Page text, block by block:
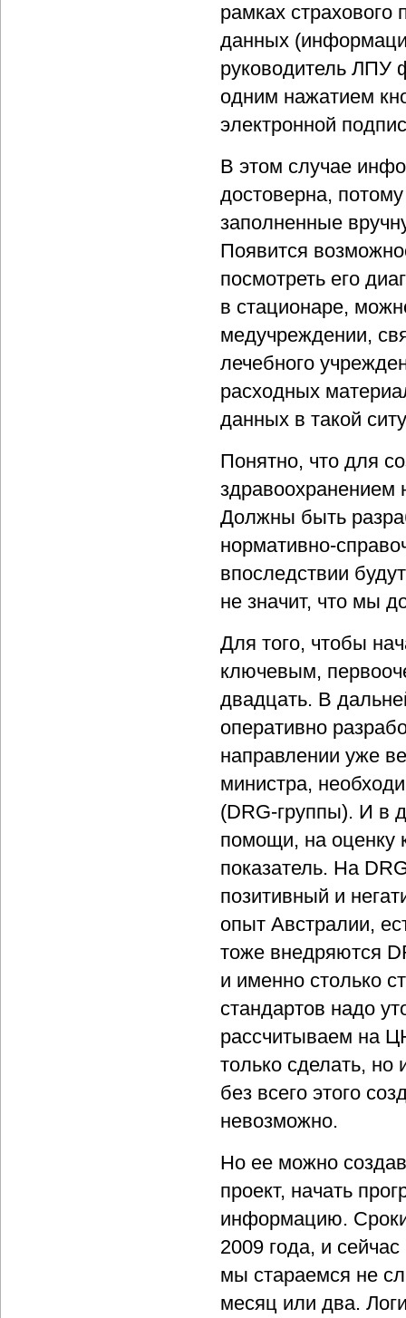
рамках
данных
руководитель ЛПУ
одним нажатием
электронной
В этом случае
достоверна,
заполненные
Появится
посмотреть его
в стационаре,
медучреждении,
лечебного
расходных
данных в такой
Понятно, что для
здравоохранением
Должны быть
нормативно-
впоследствии
не значит, что мы
Для того, чтобы
ключевым,
двадцать. В
оперативно
направлении уже
министра,
(DRG-группы). И в
помощи, на оценку
показатель. На
позитивный и
опыт Австралии,
тоже внедряются
и именно столько
стандартов надо
рассчитываем на
только сделать,
без всего этого
невозможно.
Но ее можно
проект, начать
информацию. Сроки
2009 года, и
мы стараемся не
месяц или два.